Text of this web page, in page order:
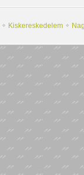
Kiskereskedelem